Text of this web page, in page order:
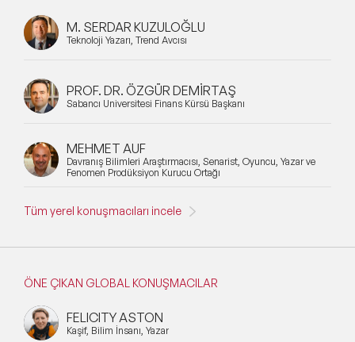
M. SERDAR KUZULOĞLU
Teknoloji Yazarı, Trend Avcısı
PROF. DR. ÖZGÜR DEMİRTAŞ
Sabancı Üniversitesi Finans Kürsü Başkanı
MEHMET AUF
Davranış Bilimleri Araştırmacısı, Senarist, Oyuncu, Yazar ve
Fenomen Prodüksiyon Kurucu Ortağı
Tüm yerel konuşmacıları incele
ÖNE ÇIKAN GLOBAL KONUŞMACILAR
FELICITY ASTON
Kaşif, Bilim İnsanı, Yazar